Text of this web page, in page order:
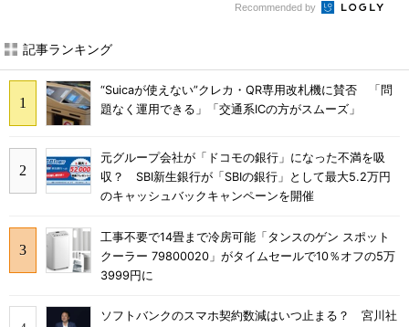
Recommended by
記事ランキング
“Suicaが使えない”クレカ・QR専用改札機に賛否 「問
題なく運用できる」「交通系ICの方がスムーズ」
元グループ会社が「ドコモの銀行」になった不満を吸
収？ SBI新生銀行が「SBIの銀行」として最大5.2万円
のキャッシュバックキャンペーンを開催
工事不要で14畳まで冷房可能「タンスのゲン スポット
クーラー 79800020」がタイムセールで10％オフの5万
3999円に
ソフトバンクのスマホ契約数減はいつ止まる？ 宮川社